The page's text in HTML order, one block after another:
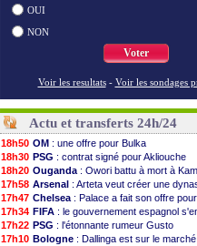
OUI
NON
Voter
Voir les resultats - Voir les sondages
Actu et transferts 24h/24
18h50 OM : une offre pour Bulka
18h30 PSG : contrat signé pour Akliouche
18h20 Ouganda : Owori battu à mort à
17h58 Arsenal : Arteta veut créer une
17h47 Chelsea : Palace a fait son offre
17h34 FIFA : le gouvernement espagnol
17h22 PSG : l'étonnante rumeur Gusto
17h10 Bologne : Dallinga est sur le marché